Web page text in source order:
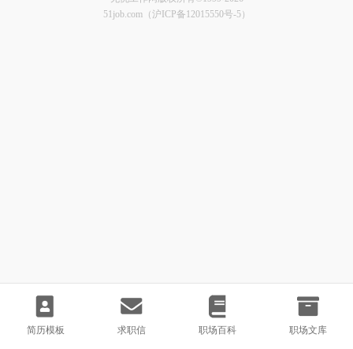
简历模板 求职信 职场百科 职场文库
51job.com（沪ICP备12015550号-5）